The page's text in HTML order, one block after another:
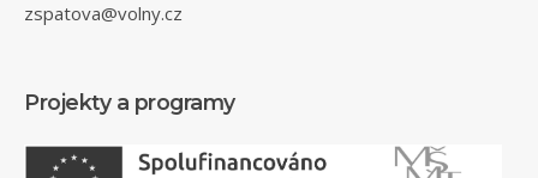
zspatova@volny.cz
Projekty a programy